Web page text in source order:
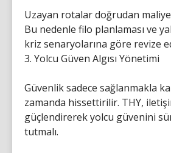
Uzayan rotalar doğrudan
Bu nedenle filo planlaması ve
kriz senaryolarına göre revize
3. Yolcu Güven Algısı Yönetimi
Güvenlik sadece sağlanmakla
zamanda hissettirilir. THY,
güçlendirerek yolcu güvenini
tutmalı.